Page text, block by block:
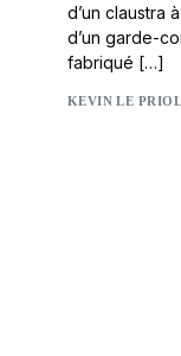
d’un claustra
d’un garde-
fabriqué […]
KEVIN LE PRIOL